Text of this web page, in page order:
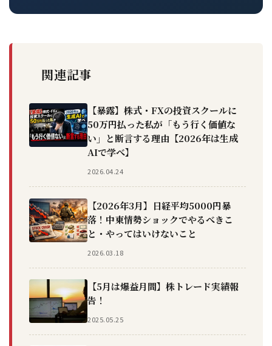
関連記事
【暴露】株式・FXの投資スクールに
50万円払った私が「もう行く価値な
い」と断言する理由【2026年は生成
AIで学べ】
2026.04.24
【2026年3月】日経平均5000円暴
落！中東情勢ショックでやるべきこ
と・やってはいけないこと
2026.03.18
【5月は爆益月間】株トレード実績報
告！
2025.05.25